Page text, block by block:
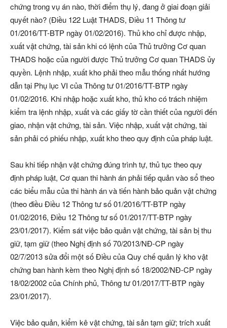
chứng trong vụ án nào, thời điểm thụ lý, đang ở giai đoạn giải
quyết nào? (Điều 122 Luật THADS, Điều 11 Thông tư
01/2016/TT-BTP ngày 01/02/2016). Thủ kho chỉ được nhập,
xuất vật chứng, tài sản khi có lệnh của Thủ trưởng Cơ quan
THADS hoặc của người được Thủ trưởng Cơ quan THADS ủy
quyền. Lệnh nhập, xuất kho phải theo mẫu thống nhất hướng
dẫn tại Phụ lục VI của Thông tư 01/2016/TT-BTP ngày
01/02/2016. Khi nhập hoặc xuất kho, thủ kho có trách nhiệm
kiểm tra lệnh nhập, xuất và các giấy tờ cần thiết của người đến
giao, nhận vật chứng, tài sản. Việc nhập, xuất vật chứng, tài
sản phải có phiếu nhập, xuất kho theo quy định của pháp luật.
Sau khi tiếp nhận vật chứng đúng trình tự, thủ tục theo quy
định pháp luật, Cơ quan thi hành án phải tiếp quản vào sổ theo
các biểu mẫu của thi hành án và tiến hành bảo quản vật chứng
(theo điều Điều 12 Thông tư số 01/2016/TT-BTP ngày
01/02/2016, Điều 12 Thông tư số 01/2017/TT-BTP ngày
23/01/2017). Kiểm sát việc bảo quản vật chứng, tài sản bị thu
giữ, tạm giữ (theo Nghị định số 70/2013/NĐ-CP ngày
02/7/2013 sửa đổi một số Điều của Quy chế quản lý kho vật
chứng ban hành kèm theo Nghị định số 18/2002/NĐ-CP ngày
18/02/2002 của Chính phủ, Thông tư 01/2017/TT-BTP ngày
23/01/2017).
Việc bảo quản, kiểm kê vật chứng, tài sản tạm giữ; trích xuất